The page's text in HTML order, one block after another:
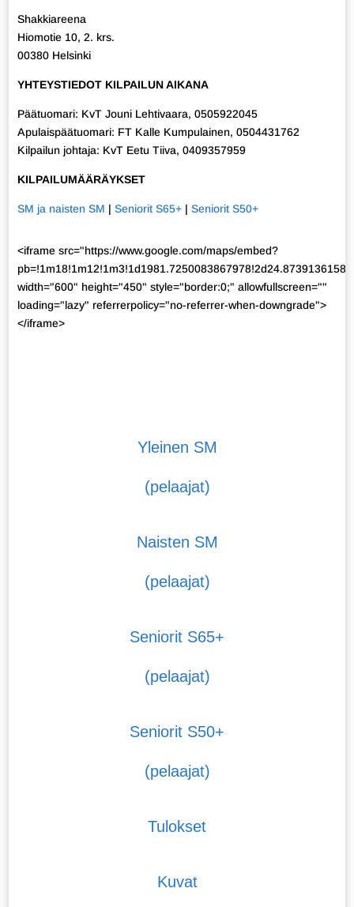
Shakkiareena
Hiomotie 10, 2. krs.
00380 Helsinki
YHTEYSTIEDOT KILPAILUN AIKANA
Päätuomari: KvT Jouni Lehtivaara, 0505922045
Apulaispäätuomari: FT Kalle Kumpulainen, 0504431762
Kilpailun johtaja: KvT Eetu Tiiva, 0409357959
KILPAILUMÄÄRÄYKSET
SM ja naisten SM | Seniorit S65+ | Seniorit S50+
<iframe src="https://www.google.com/maps/embed?
width="600" height="450" style="border:0;" allowfullscreen=""
loading="lazy" referrerpolicy="no-referrer-when-downgrade">
</iframe>
Yleinen SM
(pelaajat)
Naisten SM
(pelaajat)
Seniorit S65+
(pelaajat)
Seniorit S50+
(pelaajat)
Tulokset
Kuvat